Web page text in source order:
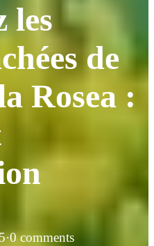
les
de
Rosea :
·0 comments